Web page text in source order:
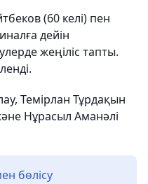
(60 келі) пен
дейін
жеңіліс тапты.
Темірлан Тұрдақын
Нұрасыл Аманәлі
бөлісу